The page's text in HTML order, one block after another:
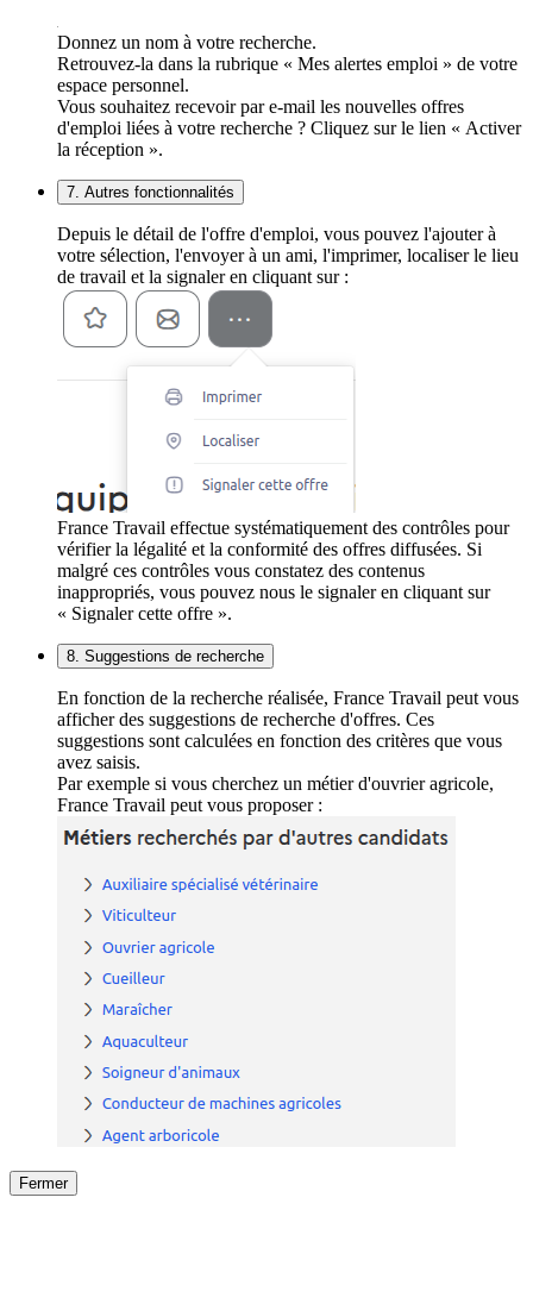
Donnez un nom à votre recherche.
Retrouvez-la dans la rubrique « Mes alertes emploi » de votre
espace personnel.
Vous souhaitez recevoir par e-mail les nouvelles offres
d'emploi liées à votre recherche ? Cliquez sur le lien « Activer
la réception ».
7. Autres fonctionnalités
Depuis le détail de l'offre d'emploi, vous pouvez l'ajouter à
votre sélection, l'envoyer à un ami, l'imprimer, localiser le lieu
de travail et la signaler en cliquant sur :
France Travail effectue systématiquement des contrôles pour
vérifier la légalité et la conformité des offres diffusées. Si
malgré ces contrôles vous constatez des contenus
inappropriés, vous pouvez nous le signaler en cliquant sur
« Signaler cette offre ».
8. Suggestions de recherche
En fonction de la recherche réalisée, France Travail peut vous
afficher des suggestions de recherche d'offres. Ces
suggestions sont calculées en fonction des critères que vous
avez saisis.
Par exemple si vous cherchez un métier d'ouvrier agricole,
France Travail peut vous proposer :
Fermer